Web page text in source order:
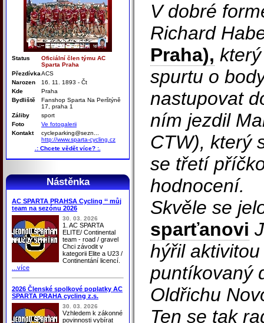
Status
Oficiální člen týmu AC
Sparta Praha
PřezdívkaACS
Narozen
16. 11. 1893 - Čt
Kde
Praha
Bydliště
Fanshop Sparta Na Perštýně
17, praha 1
Záliby
sport
Foto
Ve fotogalerii
Kontakt
cycleparking@sezn...
http://www.sparta-cycling.cz
.: Chcete vědět více? :.
Nástěnka
AC SPARTA PRAHSA Cycling ‘‘ můj
team na sezónu 2026
30. 03. 2026
1. AC SPARTA
ELITE/ Continental
team - road / gravel
Chci závodit v
kategorii Elite a U23 /
Continentání licencí.
...více
2026 Členské spolkové poplatky AC
SPARTA PRAHA cycling z.s.
30. 03. 2026
Vzhledem k zákonné
povinnosti vybírat
V dobré
Richard
Praha),
spurtu o
nastupovat
ním jezdil
CTW), který
se třetí
hodnocení.
Skvěle se
sparťanovi
hýřil
puntíkovaný
Oldřichu
Ten se tak